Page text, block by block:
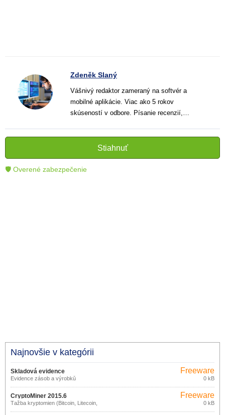
Zdeněk Slaný
Vášnivý redaktor zameraný na softvér a
mobilné aplikácie. Viac ako 5 rokov
skúseností v odbore. Písanie recenzií,
informatívnych textov, ktoré pomáhajú
čitateľom lepšie porozumieť a využiť moderné
technológie.
Stiahnuť
🛡 Overené zabezpečenie
Najnovšie v kategórii
Skladová evidence
Evidence zásob a výrobků
Freeware
0 kB
CryptoMiner 2015.6
Ťažba kryptomien (Bitcoin, Litecoin,
Freeware
0 kB